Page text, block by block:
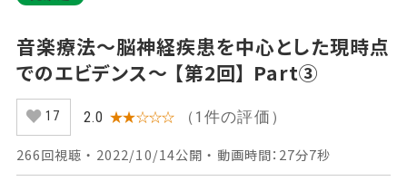
音楽療法～脳神経疾患を中心とした現時点
でのエビデンス～ 【第2回】 Part③
17 2.0 ★★☆☆☆ （1件の評価）
266回視聴 ・ 2022/10/14公開 ・ 動画時間：27分7秒